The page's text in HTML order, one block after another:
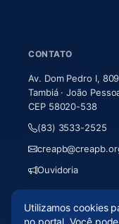
CONTATO
Av. Dom Pedro I, 809
Tambiá · João
CEP 58020-538
(83) 3533-2525
Ouvidoria
© 2026 CREA-PB ·
Utilizamos cookies
no portal. Você